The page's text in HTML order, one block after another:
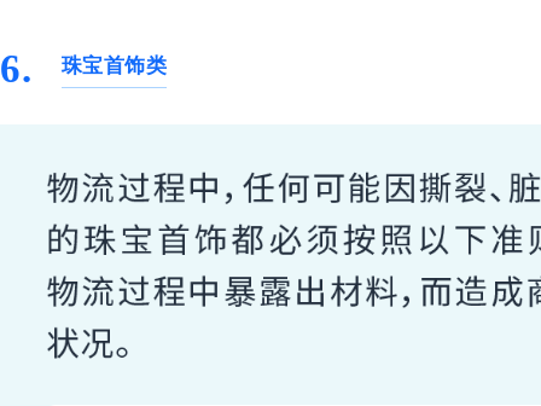
6. 珠宝首饰类